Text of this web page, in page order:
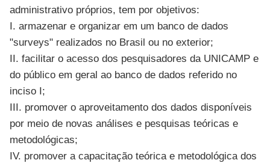
administrativo próprios, tem por objetivos:
I. armazenar e organizar em um banco de dados
"surveys" realizados no Brasil ou no exterior;
II. facilitar o acesso dos pesquisadores da UNICAMP e
do público em geral ao banco de dados referido no
inciso I;
III. promover o aproveitamento dos dados disponíveis
por meio de novas análises e pesquisas teóricas e
metodológicas;
IV. promover a capacitação teórica e metodológica dos